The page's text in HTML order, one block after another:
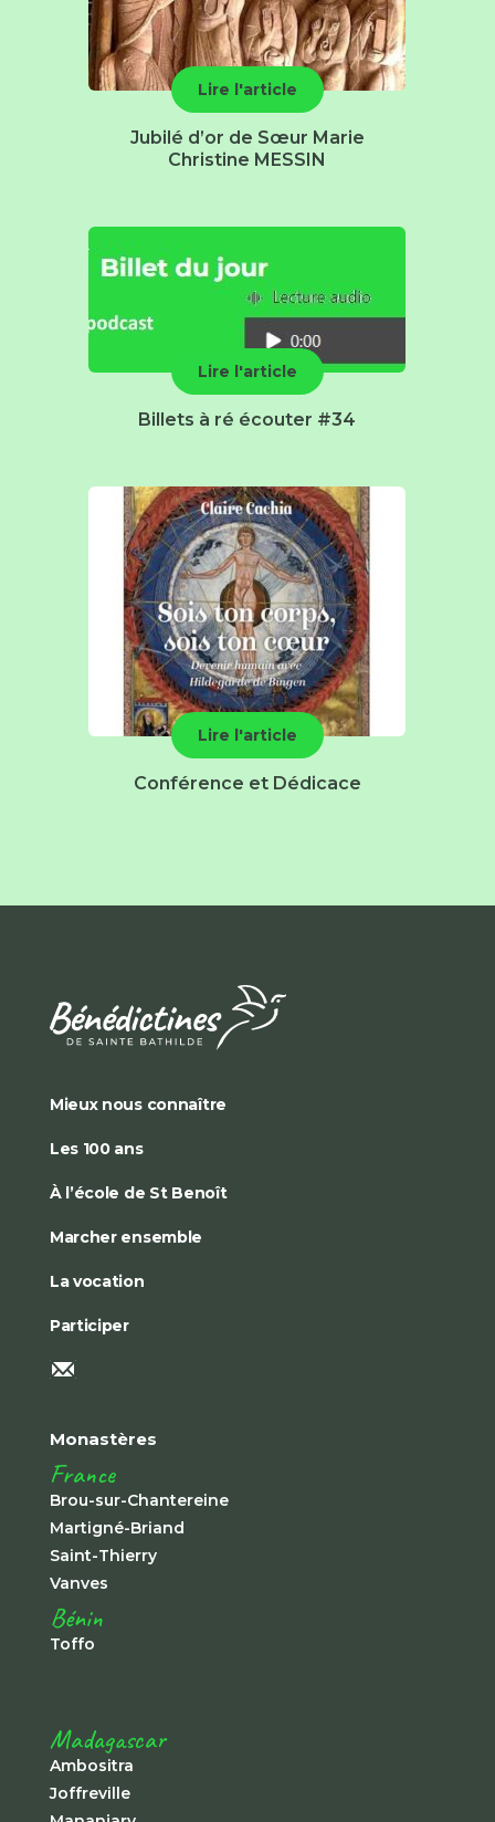
Lire l'article
Jubilé d’or de Sœur Marie
Christine MESSIN
Lire l'article
Billets à ré écouter #34
Lire l'article
Conférence et Dédicace
Mieux nous connaître
Les 100 ans
À l’école de St Benoît
Marcher ensemble
La vocation
Participer
Monastères
France
Brou-sur-Chantereine
Martigné-Briand
Saint-Thierry
Vanves
Bénin
Toffo
Madagascar
Ambositra
Joffreville